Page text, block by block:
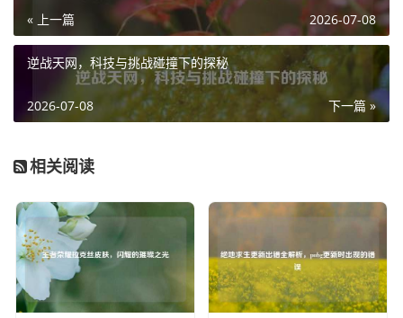
高了游戏操作的效率。
在一些支持 Steam 手柄的游戏平台界面中，ESC 键同样发挥
着重要作用，它可以帮助我们快速关闭不必要的提示窗口，
或者返回上一层页面，让我们能更顺畅地在平台中浏览游
戏、管理账号等。
Steam 手柄上的 ESC 键虽小，却有着不可忽视的大作用，它
进程的控制，还是游戏内外各种功能的切换，都起着关键的
连接作用，让玩家能更加自如地畅游在游戏的精彩世界中。
« 上一篇 2026-07-08
逆战天网，科技与挑战碰撞下的探秘
下一篇 »
2026-07-08
相关阅读